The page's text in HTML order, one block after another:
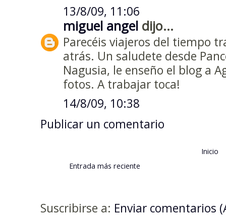
13/8/09, 11:06
miguel angel dijo...
Parecéis viajeros del tiempo
atrás. Un saludete desde
Nagusia, le enseño el blog a
fotos. A trabajar toca!
14/8/09, 10:38
Publicar un comentario
Entrada más reciente
Inicio
Suscribirse a: Enviar comentarios